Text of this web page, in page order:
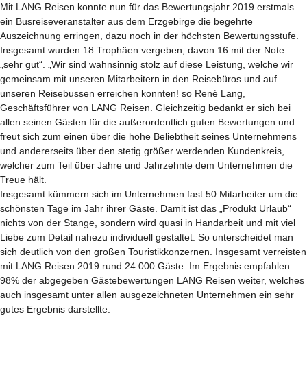
Mit LANG Reisen konnte nun für das Bewertungsjahr 2019 erstmals
ein Busreiseveranstalter aus dem Erzgebirge die begehrte
Auszeichnung erringen, dazu noch in der höchsten Bewertungsstufe.
Insgesamt wurden 18 Trophäen vergeben, davon 16 mit der Note
„sehr gut“. „Wir sind wahnsinnig stolz auf diese Leistung, welche wir
gemeinsam mit unseren Mitarbeitern in den Reisebüros und auf
unseren Reisebussen erreichen konnten! so René Lang,
Geschäftsführer von LANG Reisen. Gleichzeitig bedankt er sich bei
allen seinen Gästen für die außerordentlich guten Bewertungen und
freut sich zum einen über die hohe Beliebtheit seines Unternehmens
und andererseits über den stetig größer werdenden Kundenkreis,
welcher zum Teil über Jahre und Jahrzehnte dem Unternehmen die
Treue hält.
Insgesamt kümmern sich im Unternehmen fast 50 Mitarbeiter um die
schönsten Tage im Jahr ihrer Gäste. Damit ist das „Produkt Urlaub“
nichts von der Stange, sondern wird quasi in Handarbeit und mit viel
Liebe zum Detail nahezu individuell gestaltet. So unterscheidet man
sich deutlich von den großen Touristikkonzernen. Insgesamt verreisten
mit LANG Reisen 2019 rund 24.000 Gäste. Im Ergebnis empfahlen
98% der abgegeben Gästebewertungen LANG Reisen weiter, welches
auch insgesamt unter allen ausgezeichneten Unternehmen ein sehr
gutes Ergebnis darstellte.